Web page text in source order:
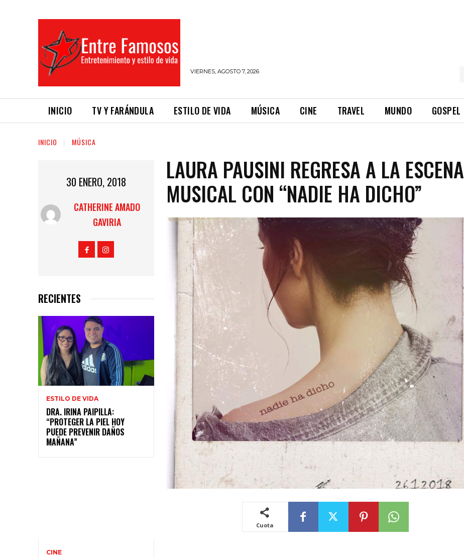
VIERNES, AGOSTO 7, 2026
INICIO TV Y FARÁNDULA ESTILO DE VIDA MÚSICA CINE TRAVEL MUNDO GOSPEL
INICIO MÚSICA
30 ENERO, 2018
CATHERINE AMADO
GAVIRIA
RECIENTES
ESTILO DE VIDA
DRA. IRINA PAIPILLA:
“PROTEGER LA PIEL HOY
PUEDE PREVENIR DAÑOS
MAÑANA”
CINE
LAURA PAUSINI REGRESA A LA ESCENA
MUSICAL CON “NADIE HA DICHO”
Cuota